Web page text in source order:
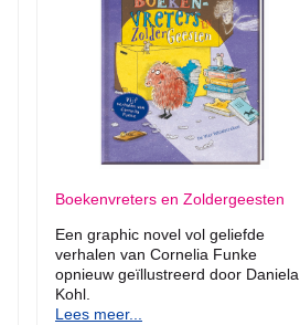
Boekenvreters en Zoldergeesten
Een graphic novel vol geliefde
verhalen van Cornelia Funke
opnieuw geïllustreerd door Daniela
Kohl.
Lees meer...